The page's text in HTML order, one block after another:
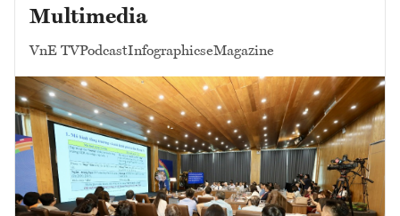
Multimedia
VnE TVPodcastInfographicseMagazine